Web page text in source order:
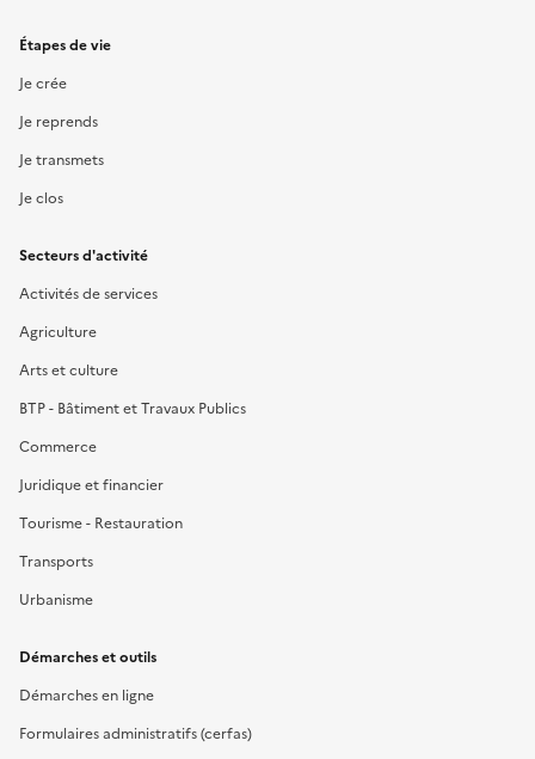
Étapes de vie
Je crée
Je reprends
Je transmets
Je clos
Secteurs d'activité
Activités de services
Agriculture
Arts et culture
BTP - Bâtiment et Travaux Publics
Commerce
Juridique et financier
Tourisme - Restauration
Transports
Urbanisme
Démarches et outils
Démarches en ligne
Formulaires administratifs (cerfas)